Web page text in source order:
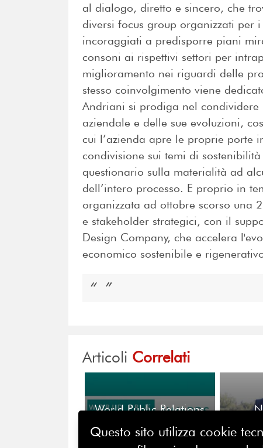
al dialogo, diretto e sincero, che
diversi focus group organizzati per
incoraggiati a predisporre piani
consoni ai rispettivi settori per
miglioramento nei riguardi delle
stesso coinvolgimento viene
Andriani si prodiga nel
aziendale e delle sue evoluzioni,
cui l’azienda apre le proprie porte
condivisione sui temi di
questionario sulla materialità ad
dell’intero processo. E proprio in
organizzata ad ottobre scorso una
e stakeholder strategici, con il
Design Company, che accelera
economico sostenibile e
Articoli Correlati
World Public Relations
Awards 2026: aperte le
Questo sito utilizza cookie